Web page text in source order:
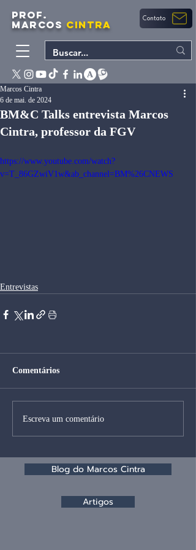
PROF.
MARCOS CINTRA Contato
BM&C Talks entrevista Marcos
Cintra, professor da FGV
Marcos Cintra
6 de mai. de 2024
https://www.youtube.com/watch?
v=T_86GZwiV1w&ab_channel=BM%26CNEWS
Entrevistas
Comentários
Escreva um comentário
Blog do Marcos Cintra
Artigos